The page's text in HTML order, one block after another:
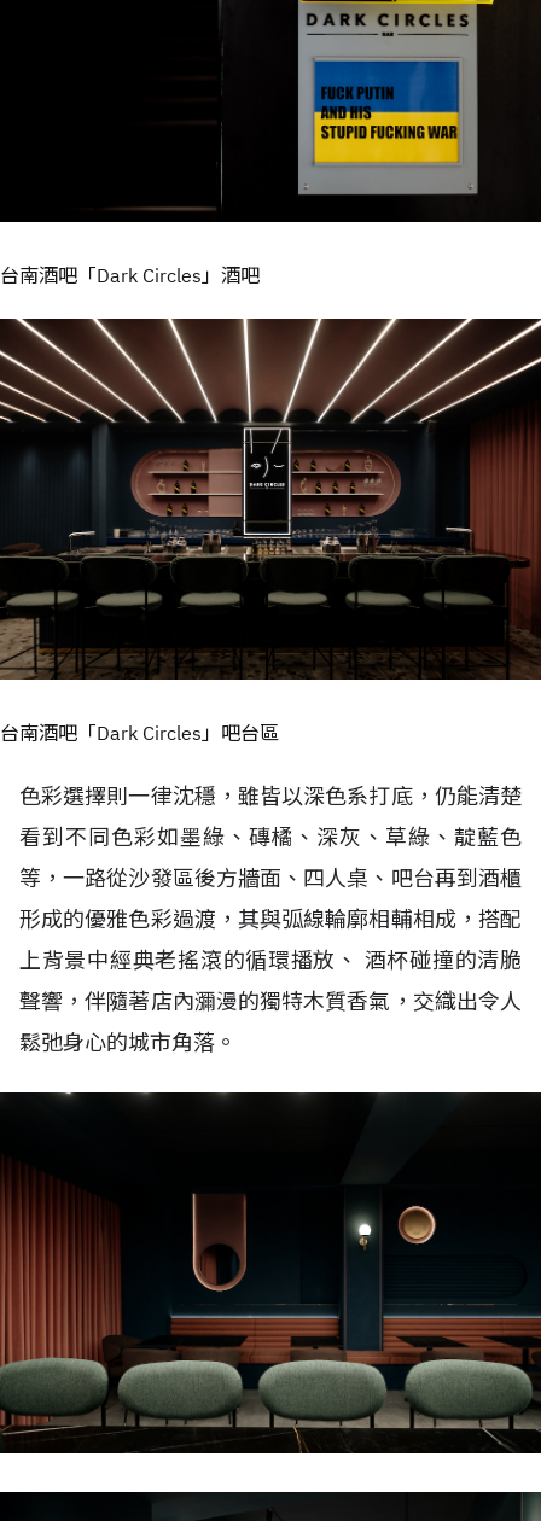
台南酒吧「Dark Circles」酒吧
台南酒吧「Dark Circles」吧台區
色彩選擇則一律沈穩，雖皆以深色系打底，仍能清楚
看到不同色彩如墨綠、磚橘、深灰、草綠、靛藍色
等，一路從沙發區後方牆面、四人桌、吧台再到酒櫃
形成的優雅色彩過渡，其與弧線輪廓相輔相成，搭配
上背景中經典老搖滾的循環播放、 酒杯碰撞的清脆
聲響，伴隨著店內瀰漫的獨特木質香氣，交織出令人
鬆弛身心的城市角落。